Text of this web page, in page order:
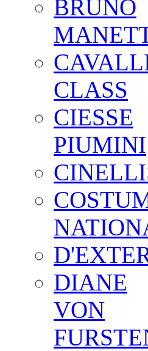
BRUNO
CLASS
CIESSE
PIUMINI
DIANE
VON